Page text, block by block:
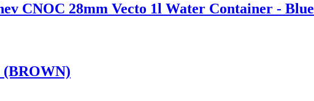
CNOC 28mm Vecto 1l Water Container - Blue